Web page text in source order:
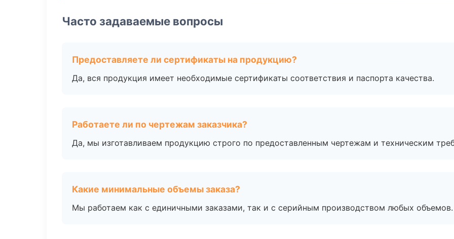
Часто задаваемые вопросы
Предоставляете ли сертификаты на продукцию?
Да, вся продукция имеет необходимые сертификаты соответствия и паспорта качества.
Работаете ли по чертежам заказчика?
Да, мы изготавливаем продукцию строго по предоставленным чертежам и техническим
Какие минимальные объемы заказа?
Мы работаем как с единичными заказами, так и с серийным производством любых объемов.